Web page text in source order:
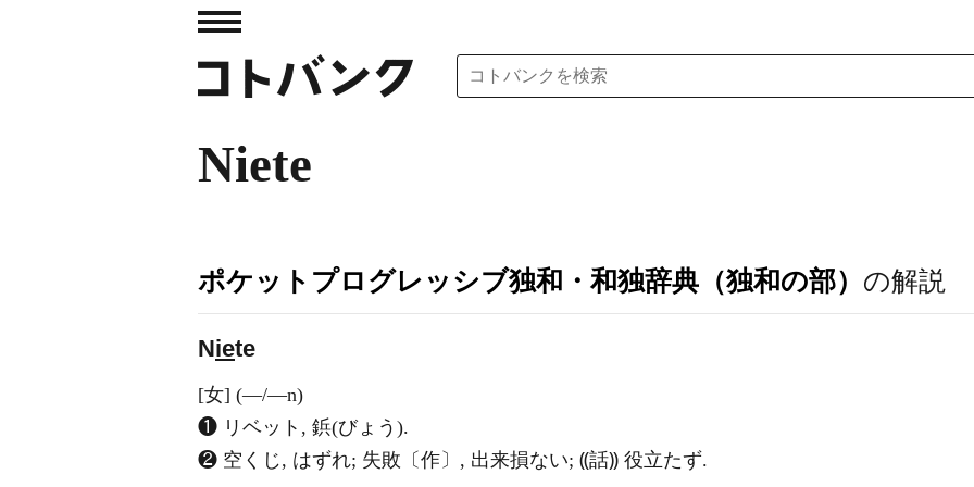
Niete
ポケットプログレッシブ独和・和独辞典（独和の部） の解説
Niete
[女] (―/―n)
❶ リベット, 鋲(びょう).
❷ 空くじ, はずれ; 失敗〔作〕, 出来損ない; ⸨話⸩ 役立たず.